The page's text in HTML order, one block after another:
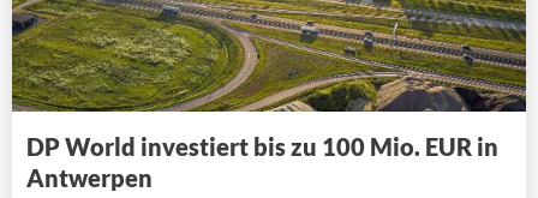
DP World investiert bis zu 100 Mio. EUR in
Antwerpen